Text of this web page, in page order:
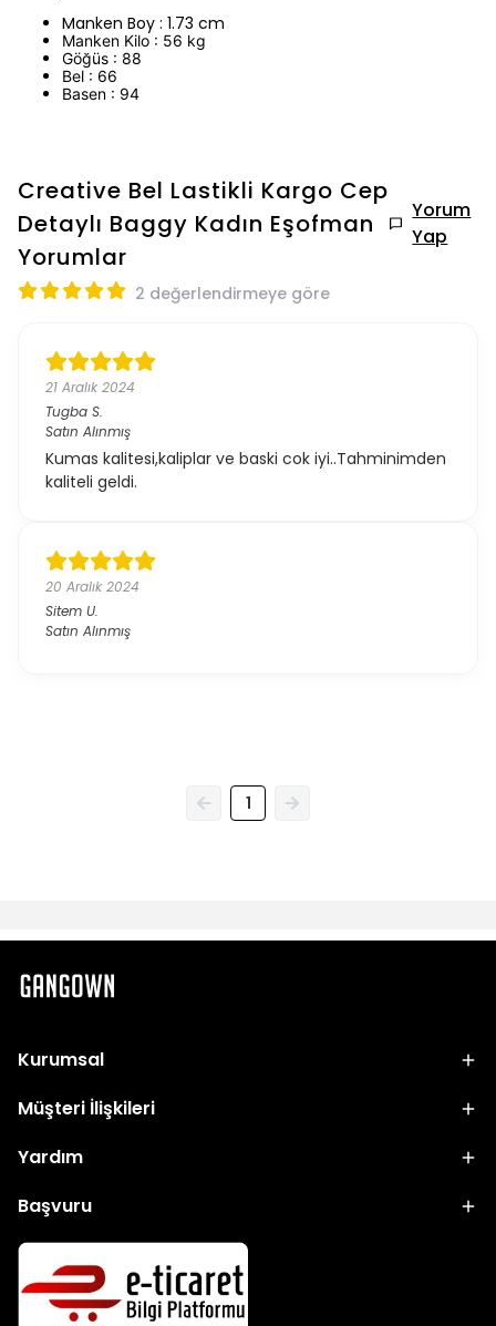
Manken Boy : 1.73 cm
Manken Kilo : 56 kg
Göğüs : 88
Bel : 66
Basen : 94
Creative Bel Lastikli Kargo Cep
Detaylı Baggy Kadın Eşofman
Yorumlar
Yorum
Yap
2 değerlendirmeye göre
21 Aralık 2024
Tugba S.
Satın Alınmış
Kumas kalitesi,kaliplar ve baski cok iyi..Tahminimden
kaliteli geldi.
20 Aralık 2024
Sitem U.
Satın Alınmış
1
Kurumsal
Müşteri İlişkileri
Yardım
Başvuru